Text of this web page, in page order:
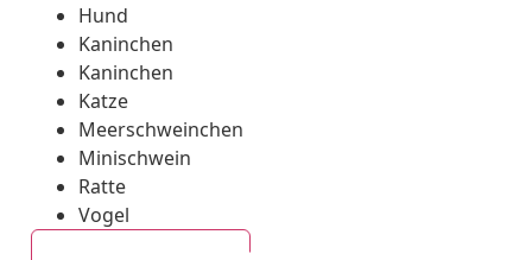
Hund
Kaninchen
Kaninchen
Katze
Meerschweinchen
Minischwein
Ratte
Vogel